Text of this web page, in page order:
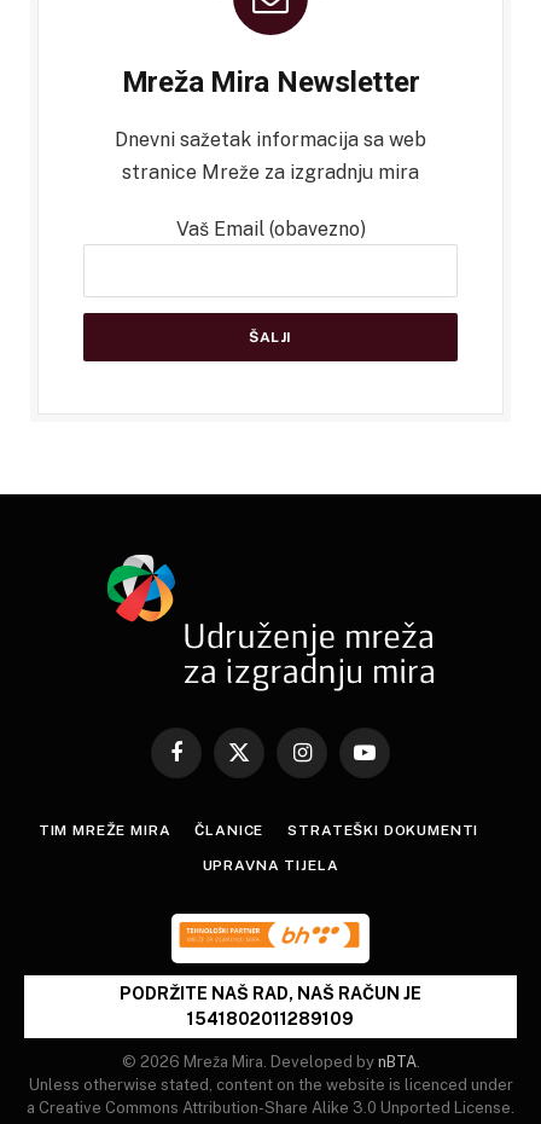
Mreža Mira Newsletter
Dnevni sažetak informacija sa web
stranice Mreže za izgradnju mira
Vaš Email (obavezno)
Facebook
X
InstagramYouTube
TIM MREŽE MIRA ČLANICE STRATEŠKI DOKUMENTI
UPRAVNA TIJELA
PODRŽITE NAŠ RAD, NAŠ RAČUN JE
1541802011289109
© 2026 Mreža Mira. Developed by nBTA.
Unless otherwise stated, content on the website is licenced under
a Creative Commons Attribution-Share Alike 3.0 Unported License.